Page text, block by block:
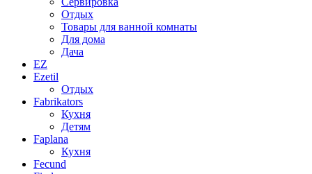
Отдых
Товары для ванной комнаты
Для дома
Дача
EZ
Ezetil
Отдых
Fabrikators
Кухня
Детям
Faplana
Кухня
Fecund